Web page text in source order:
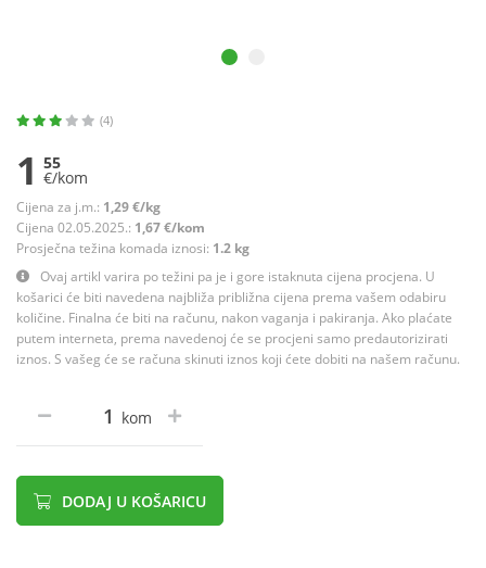
(4)
1 55
€/kom
Cijena za j.m.: 1,29 €/kg
Cijena 02.05.2025.: 1,67 €/kom
Prosječna težina komada iznosi: 1.2 kg
Ovaj artikl varira po težini pa je i gore istaknuta cijena procjena. U
košarici će biti navedena najbliža približna cijena prema vašem odabiru
količine. Finalna će biti na računu, nakon vaganja i pakiranja. Ako plaćate
putem interneta, prema navedenoj će se procjeni samo predautorizirati
iznos. S vašeg će se računa skinuti iznos koji ćete dobiti na našem računu.
kom
DODAJ U KOŠARICU